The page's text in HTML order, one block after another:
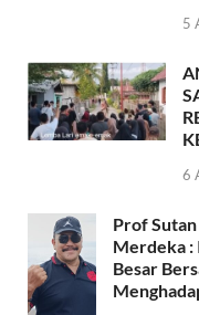
5
6
Prof
Merdeka :
Besar